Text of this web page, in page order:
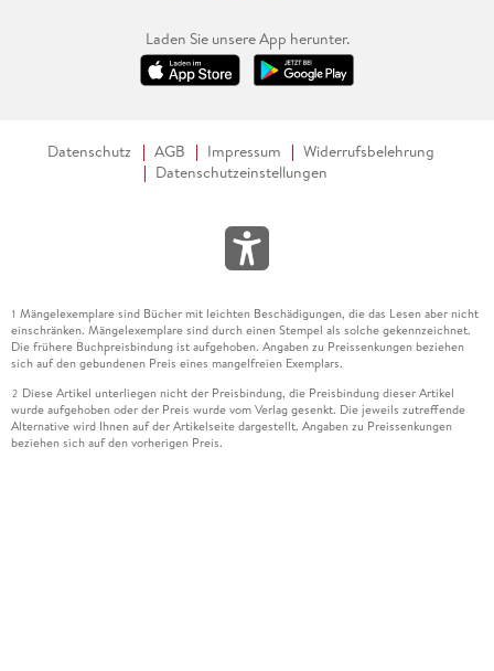
Laden Sie unsere App herunter.
Datenschutz AGB Impressum
Widerrufsbelehrung
Datenschutzeinstellungen
1 Mängelexemplare sind Bücher mit leichten Beschädigungen, die das Lesen aber nicht
einschränken. Mängelexemplare sind durch einen Stempel als solche gekennzeichnet.
Die frühere Buchpreisbindung ist aufgehoben. Angaben zu Preissenkungen beziehen
sich auf den gebundenen Preis eines mangelfreien Exemplars.
2 Diese Artikel unterliegen nicht der Preisbindung, die Preisbindung dieser Artikel
wurde aufgehoben oder der Preis wurde vom Verlag gesenkt. Die jeweils zutreffende
Alternative wird Ihnen auf der Artikelseite dargestellt. Angaben zu Preissenkungen
beziehen sich auf den vorherigen Preis.